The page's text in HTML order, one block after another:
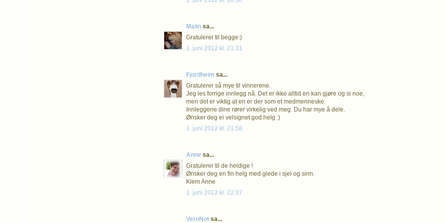
Malin sa...
Gratulerer til begge:)
1. juni 2012 kl. 21:31
Fjordheim sa...
Gratulerer så mye til vinnerene.
Jeg les forrige innlegg nå. Det er ikke alltid en kan gjøre og si noe,
men det er viktig at en er der som et medmenneske.
Innleggene dine rører virkelig ved meg. Du har mye å dele.
Ønsker deg ei velsignet god helg :)
1. juni 2012 kl. 21:58
Anne sa...
Gratulerer til de heldige !
Ønsker deg en fin helg med glede i sjel og sinn.
Klem Anne
1. juni 2012 kl. 22:37
VeroNot sa...